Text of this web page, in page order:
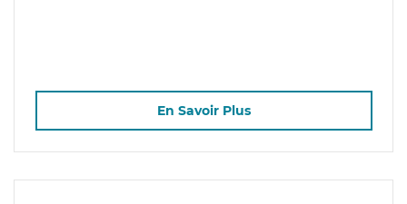
En Savoir Plus